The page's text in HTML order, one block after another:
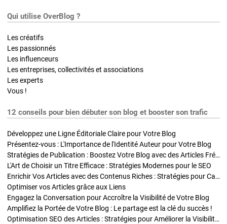
Qui utilise OverBlog ?
Les créatifs
Les passionnés
Les influenceurs
Les entreprises, collectivités et associations
Les experts
Vous !
12 conseils pour bien débuter son blog et booster son trafic
Développez une Ligne Éditoriale Claire pour Votre Blog
Présentez-vous : L'Importance de l'Identité Auteur pour Votre Blog
Stratégies de Publication : Boostez Votre Blog avec des Articles Fréquents et Exclusifs
L'Art de Choisir un Titre Efficace : Stratégies Modernes pour le SEO
Enrichir Vos Articles avec des Contenus Riches : Stratégies pour Captiver et Optimiser
Optimiser vos Articles grâce aux Liens
Engagez la Conversation pour Accroître la Visibilité de Votre Blog
Amplifiez la Portée de Votre Blog : Le partage est la clé du succès !
Optimisation SEO des Articles : Stratégies pour Améliorer la Visibilité de Votre Blog